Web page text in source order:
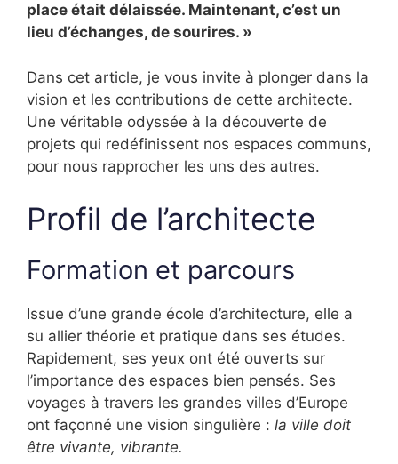
place était délaissée. Maintenant, c’est un
lieu d’échanges, de sourires. »
Dans cet article, je vous invite à plonger dans la
vision et les contributions de cette architecte.
Une véritable odyssée à la découverte de
projets qui redéfinissent nos espaces communs,
pour nous rapprocher les uns des autres.
Profil de l’architecte
Formation et parcours
Issue d’une grande école d’architecture, elle a
su allier théorie et pratique dans ses études.
Rapidement, ses yeux ont été ouverts sur
l’importance des espaces bien pensés. Ses
voyages à travers les grandes villes d’Europe
ont façonné une vision singulière : la ville doit
être vivante, vibrante.